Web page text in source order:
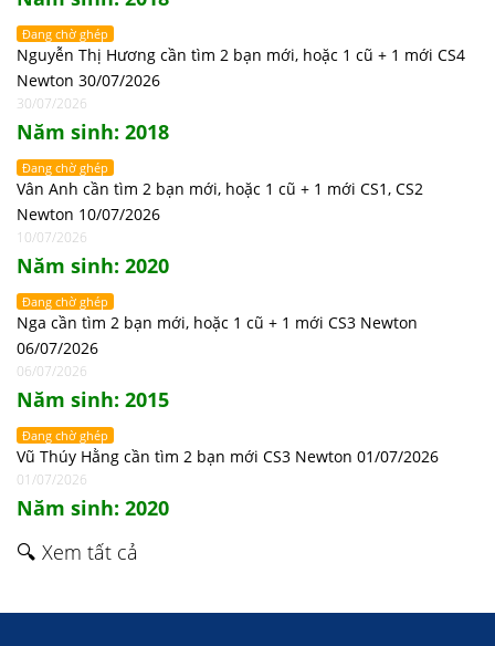
Đang chờ ghép
Nguyễn Thị Hương cần tìm 2 bạn mới, hoặc 1 cũ + 1 mới CS4
Newton 30/07/2026
30/07/2026
Năm sinh: 2018
Đang chờ ghép
Vân Anh cần tìm 2 bạn mới, hoặc 1 cũ + 1 mới CS1, CS2
Newton 10/07/2026
10/07/2026
Năm sinh: 2020
Đang chờ ghép
Nga cần tìm 2 bạn mới, hoặc 1 cũ + 1 mới CS3 Newton
06/07/2026
06/07/2026
Năm sinh: 2015
Đang chờ ghép
Vũ Thúy Hằng cần tìm 2 bạn mới CS3 Newton 01/07/2026
01/07/2026
Năm sinh: 2020
🔍 Xem tất cả